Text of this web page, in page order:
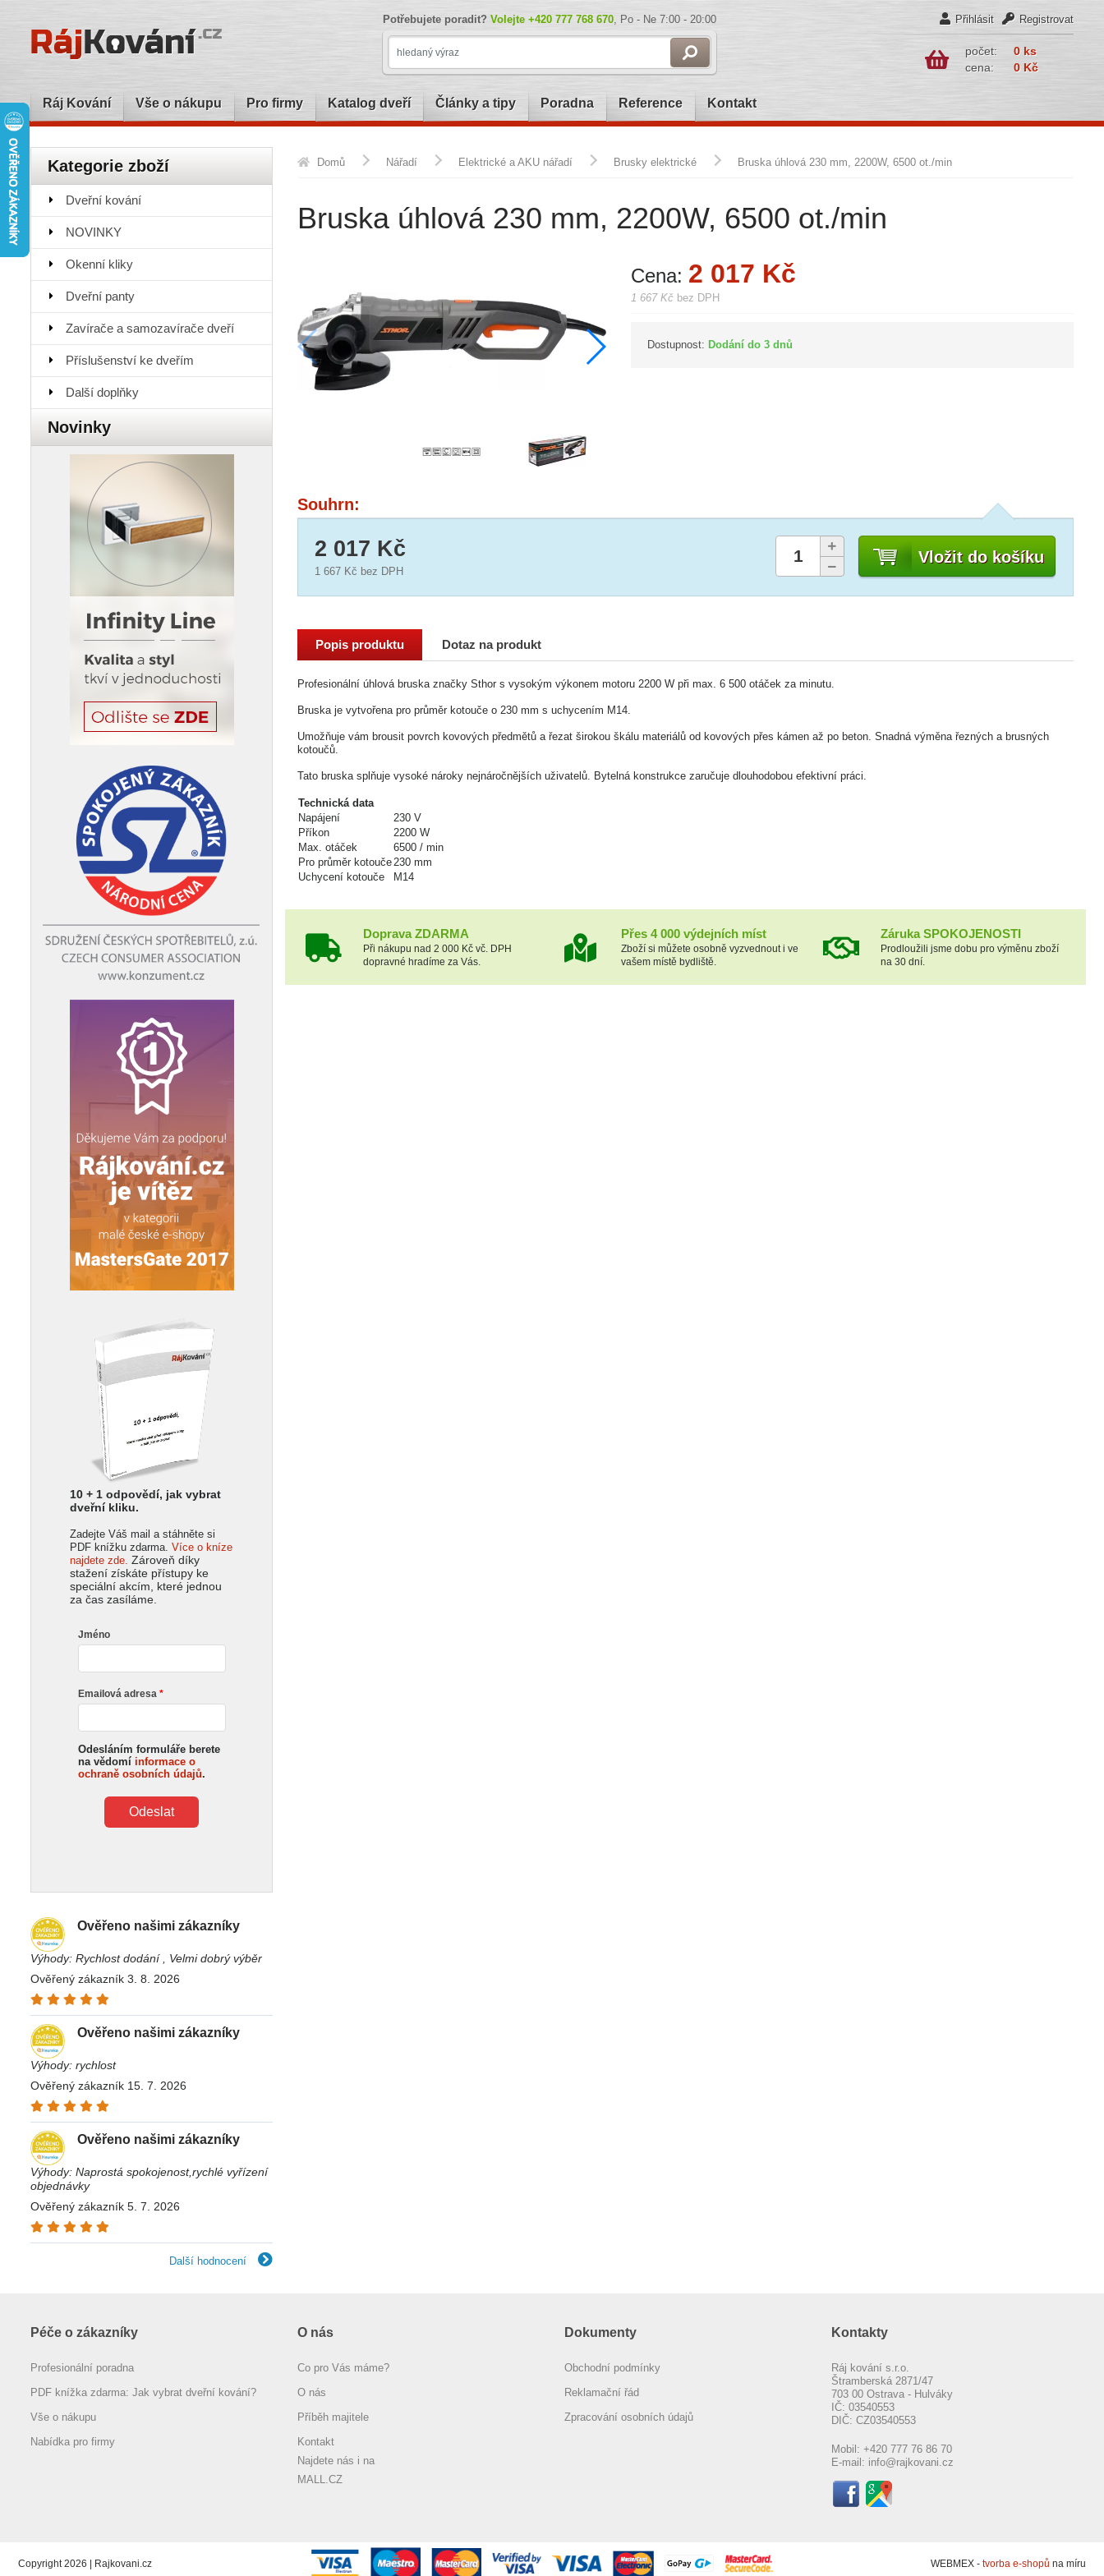
Potřebujete poradit? Volejte +420 777 768 670, Po - Ne 7:00 - 20:00 Přihlásit Registrovat
počet:
0 ks
cena:
0 Kč
Ráj Kování Vše o nákupu Pro firmy Katalog dveří Články a tipy Poradna Reference Kontakt
Kategorie zboží
Dveřní kování
NOVINKY
Okenní kliky
Dveřní panty
Zavírače a samozavírače dveří
Příslušenství ke dveřím
Další doplňky
Novinky
10 + 1 odpovědí, jak vybrat
dveřní kliku.
Zadejte Váš mail a stáhněte si
PDF knížku zdarma. Více o kníze
najdete zde. Zároveň díky
stažení získáte přístupy ke
speciální akcím, které jednou
za čas zasíláme.
Jméno
Emailová adresa
Odesláním formuláře berete
na vědomí informace o
ochraně osobních údajů.
Odeslat
Ověřeno našimi zákazníky
Výhody: Rychlost dodání , Velmi dobrý výběr
Ověřený zákazník 3. 8. 2026
Ověřeno našimi zákazníky
Výhody: rychlost
Ověřený zákazník 15. 7. 2026
Ověřeno našimi zákazníky
Výhody: Naprostá spokojenost,rychlé vyřízení
objednávky
Ověřený zákazník 5. 7. 2026
Další hodnocení
Domů Nářadí Elektrické a AKU nářadí Brusky elektrické Bruska úhlová 230 mm, 2200W, 6500 ot./min
Bruska úhlová 230 mm, 2200W, 6500 ot./min
Cena: 2 017 Kč
1 667 Kč bez DPH
Dostupnost: Dodání do 3 dnů
Souhrn:
Vložit do košíku
2 017 Kč
1 667 Kč bez DPH
Popis produktu Dotaz na produkt
Profesionální úhlová bruska značky Sthor s vysokým výkonem motoru 2200 W při max. 6 500 otáček za minutu.
Bruska je vytvořena pro průměr kotouče o 230 mm s uchycením M14.
Umožňuje vám brousit povrch kovových předmětů a řezat širokou škálu materiálů od kovových přes kámen až po beton. Snadná výměna řezných a brusných
kotoučů.
Tato bruska splňuje vysoké nároky nejnáročnějších uživatelů. Bytelná konstrukce zaručuje dlouhodobou efektivní práci.
Technická data
Napájení
230 V
Příkon
2200 W
Max. otáček
6500 / min
Pro průměr kotouče230 mm
Uchycení kotouče
M14
Doprava ZDARMA
Při nákupu nad 2 000 Kč vč. DPH
dopravné hradíme za Vás.
Přes 4 000 výdejních míst
Zboží si můžete osobně vyzvednout i ve
vašem místě bydliště.
Záruka SPOKOJENOSTI
Prodloužili jsme dobu pro výměnu zboží
na 30 dní.
Péče o zákazníky
Profesionální poradna
PDF knížka zdarma: Jak vybrat dveřní kování?
Vše o nákupu
Nabídka pro firmy
O nás
Co pro Vás máme?
O nás
Příběh majitele
Kontakt
Najdete nás i na
MALL.CZ
Dokumenty
Obchodní podmínky
Reklamační řád
Zpracování osobních údajů
Kontakty
Ráj kování s.r.o.
Štramberská 2871/47
703 00 Ostrava - Hulváky
IČ: 03540553
DIČ: CZ03540553
Mobil: +420 777 76 86 70
E-mail: info@rajkovani.cz
Copyright 2026 | Rajkovani.cz WEBMEX - tvorba e-shopů na míru